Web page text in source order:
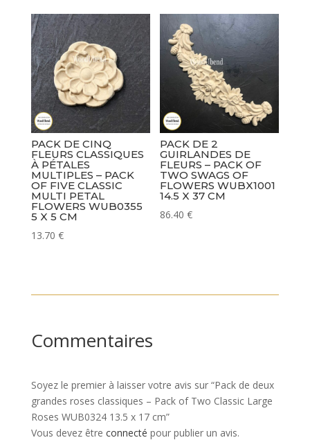
PACK DE CINQ
FLEURS CLASSIQUES
À PÉTALES
MULTIPLES – PACK
OF FIVE CLASSIC
MULTI PETAL
FLOWERS WUB0355
5 X 5 CM
13.70 €
PACK DE 2
GUIRLANDES DE
FLEURS – PACK OF
TWO SWAGS OF
FLOWERS WUBX1001
14.5 X 37 CM
86.40€
Commentaires
Soyez le premier à laisser votre avis sur “Pack de deux
grandes roses classiques – Pack of Two Classic Large
Roses WUB0324 13.5 x 17 cm”
Vous devez être connecté pour publier un avis.